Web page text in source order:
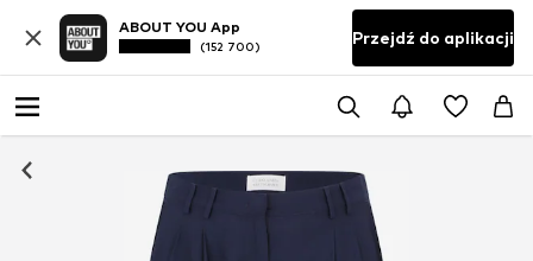
ABOUT YOU App
(152 700) Przejdź do aplikacji